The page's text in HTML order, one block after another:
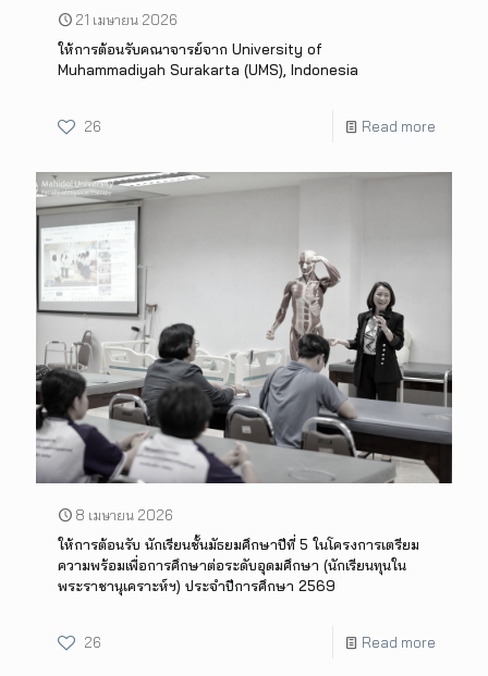
21 เมษายน 2026
ให้การต้อนรับคณาจารย์จาก University of
Muhammadiyah Surakarta (UMS), Indonesia
26 Read more
8 เมษายน 2026
ให้การต้อนรับ นักเรียนชั้นมัธยมศึกษาปีที่ 5 ในโครงการเตรียม
ความพร้อมเพื่อการศึกษาต่อระดับอุดมศึกษา (นักเรียนทุนใน
พระราชานุเคราะห์ฯ) ประจำปีการศึกษา 2569
26 Read more